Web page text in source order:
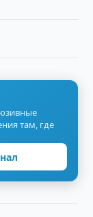
там, где